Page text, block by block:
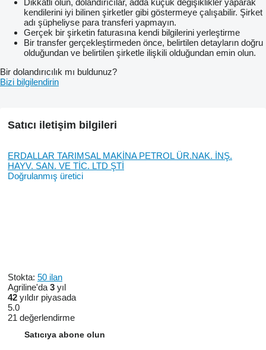
Dikkatli olun, dolandırıcılar, adda küçük değişiklikler yaparak
kendilerini iyi bilinen şirketler gibi göstermeye çalışabilir. Şirket
adı şüpheliyse para transferi yapmayın.
Gerçek bir şirketin faturasına kendi bilgilerini yerleştirme
Bir transfer gerçekleştirmeden önce, belirtilen detayların doğru
olduğundan ve belirtilen şirketle ilişkili olduğundan emin olun.
Bir dolandırıcılık mı buldunuz?
Bizi bilgilendirin
Satıcı iletişim bilgileri
ERDALLAR TARIMSAL MAKİNA PETROL ÜR.NAK. İNŞ.
HAYV. SAN. VE TİC. LTD ŞTİ
Doğrulanmış üretici
Stokta: 50 ilan
Agriline'da 3 yıl
42 yıldır piyasada
5.0
21 değerlendirme
Satıcıya abone olun